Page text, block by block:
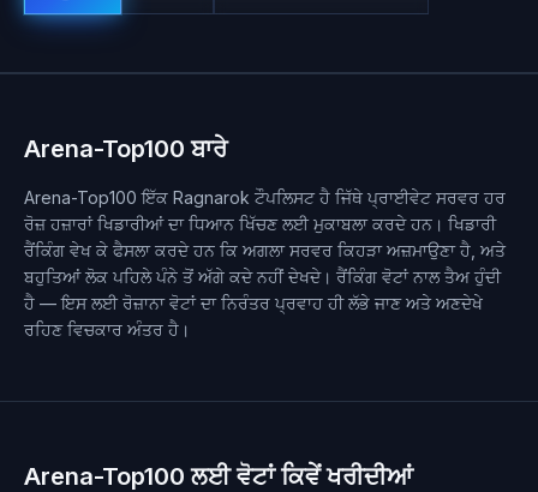
Arena-Top100 ਬਾਰੇ
Arena-Top100 ਇੱਕ Ragnarok ਟੌਪਲਿਸਟ ਹੈ ਜਿੱਥੇ ਪ੍ਰਾਈਵੇਟ ਸਰਵਰ ਹਰ
ਰੋਜ਼ ਹਜ਼ਾਰਾਂ ਖਿਡਾਰੀਆਂ ਦਾ ਧਿਆਨ ਖਿੱਚਣ ਲਈ ਮੁਕਾਬਲਾ ਕਰਦੇ ਹਨ। ਖਿਡਾਰੀ
ਰੈਂਕਿੰਗ ਵੇਖ ਕੇ ਫੈਸਲਾ ਕਰਦੇ ਹਨ ਕਿ ਅਗਲਾ ਸਰਵਰ ਕਿਹੜਾ ਅਜ਼ਮਾਉਣਾ ਹੈ, ਅਤੇ
ਬਹੁਤਿਆਂ ਲੋਕ ਪਹਿਲੇ ਪੰਨੇ ਤੋਂ ਅੱਗੇ ਕਦੇ ਨਹੀਂ ਦੇਖਦੇ। ਰੈਂਕਿੰਗ ਵੋਟਾਂ ਨਾਲ ਤੈਅ ਹੁੰਦੀ
ਹੈ — ਇਸ ਲਈ ਰੋਜ਼ਾਨਾ ਵੋਟਾਂ ਦਾ ਨਿਰੰਤਰ ਪ੍ਰਵਾਹ ਹੀ ਲੱਭੇ ਜਾਣ ਅਤੇ ਅਣਦੇਖੇ
ਰਹਿਣ ਵਿਚਕਾਰ ਅੰਤਰ ਹੈ।
Arena-Top100 ਲਈ ਵੋਟਾਂ ਕਿਵੇਂ ਖਰੀਦੀਆਂ